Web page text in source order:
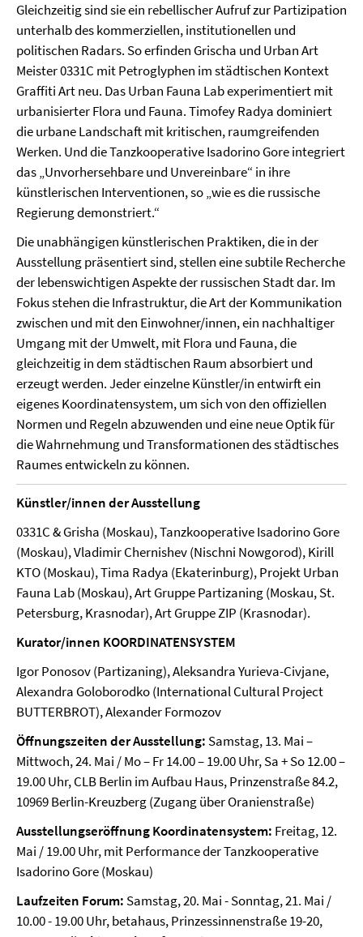
Gleichzeitig sind sie ein rebellischer Aufruf zur Partizipation
unterhalb des kommerziellen, institutionellen und
politischen Radars. So erfinden Grischa und Urban Art
Meister 0331С mit Petroglyphen im städtischen Kontext
Graffiti Art neu. Das Urban Fauna Lab experimentiert mit
urbanisierter Flora und Fauna. Timofey Radya dominiert
die urbane Landschaft mit kritischen, raumgreifenden
Werken. Und die Tanzkooperative Isadorino Gore integriert
das „Unvorhersehbare und Unvereinbare“ in ihre
künstlerischen Interventionen, so „wie es die russische
Regierung demonstriert.“
Die unabhängigen künstlerischen Praktiken, die in der
Ausstellung präsentiert sind, stellen eine subtile Recherche
der lebenswichtigen Aspekte der russischen Stadt dar. Im
Fokus stehen die Infrastruktur, die Art der Kommunikation
zwischen und mit den Einwohner/innen, ein nachhaltiger
Umgang mit der Umwelt, mit Flora und Fauna, die
gleichzeitig in dem städtischen Raum absorbiert und
erzeugt werden. Jeder einzelne Künstler/in entwirft ein
eigenes Koordinatensystem, um sich von den offiziellen
Normen und Regeln abzuwenden und eine neue Optik für
die Wahrnehmung und Transformationen des städtisches
Raumes entwickeln zu können.
Künstler/innen der Ausstellung
0331C & Grisha (Moskau), Tanzkooperative Isadorino Gore
(Moskau), Vladimir Chernishev (Nischni Nowgorod), Kirill
KTO (Moskau), Tima Radya (Ekaterinburg), Projekt Urban
Fauna Lab (Moskau), Art Gruppe Partizaning (Moskau, St.
Petersburg, Krasnodar), Art Gruppe ZIP (Krasnodar).
Kurator/innen KOORDINATENSYSTEM
Igor Ponosov (Partizaning), Aleksandra Yurieva-Civjane,
Alexandra Goloborodko (International Cultural Project
BUTTERBROT), Alexander Formozov
Öffnungszeiten der Ausstellung: Samstag, 13. Mai –
Mittwoch, 24. Mai / Mo – Fr 14.00 – 19.00 Uhr, Sa + So 12.00 –
19.00 Uhr, CLB Berlin im Aufbau Haus, Prinzenstraße 84.2,
10969 Berlin-Kreuzberg (Zugang über Oranienstraße)
Ausstellungseröffnung Koordinatensystem: Freitag, 12.
Mai / 19.00 Uhr, mit Performance der Tanzkooperative
Isadorino Gore (Moskau)
Laufzeiten Forum: Samstag, 20. Mai - Sonntag, 21. Mai /
10.00 - 19.00 Uhr, betahaus, Prinzessinnenstraße 19-20,